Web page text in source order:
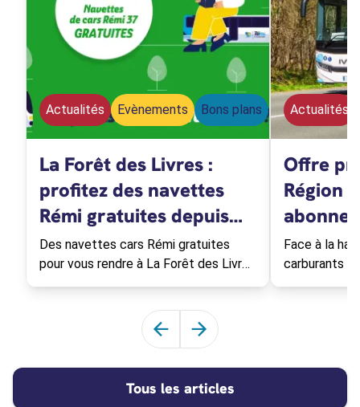
Actualités Evènements Bons plans
La Forêt des Livres :
profitez des navettes
Rémi gratuites depuis
Tours !
Des navettes cars Rémi gratuites
pour vous rendre à La Forêt des Livres
Actualités
Offre
Région
Face à la
carburants
Faire défiler les articles vers la
Faire défiler les articles
Tous les articles